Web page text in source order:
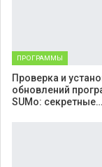
ПРОГРАММЫ
Проверка и
обновлений
SUMo: секретные…